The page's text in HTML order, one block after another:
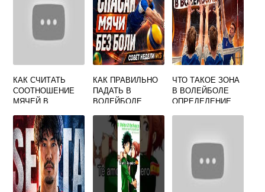
КАК СЧИТАТЬ
СООТНОШЕНИЕ
МЯЧЕЙ В
КАК ПРАВИЛЬНО
ПАДАТЬ В
ВОЛЕЙБОЛЕ
ЧТО ТАКОЕ ЗОНА
В ВОЛЕЙБОЛЕ
ОПРЕДЕЛЕНИЕ